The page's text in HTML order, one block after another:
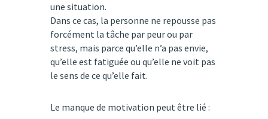
une situation.
Dans ce cas, la personne ne repousse pas
forcément la tâche par peur ou par
stress, mais parce qu’elle n’a pas envie,
qu’elle est fatiguée ou qu’elle ne voit pas
le sens de ce qu’elle fait.
Le manque de motivation peut être lié :